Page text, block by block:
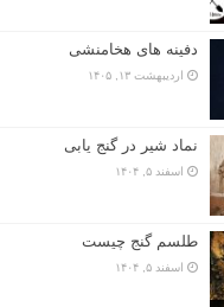
دفینه های هخامنشی
اردیبهشت ۱۳, ۱۴۰۵
نماد شیر در گنج یابی
اسفند ۵, ۱۴۰۴
طلسم گنج چیست
اسفند ۵, ۱۴۰۴